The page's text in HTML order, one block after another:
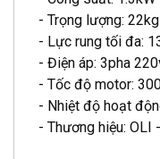
- Trọng lượng: 22kg
- Lực rung tối đa:
- Điện áp: 3pha
- Tốc độ motor:
- Nhiệt độ hoạt
- Thương hiệu: OLI